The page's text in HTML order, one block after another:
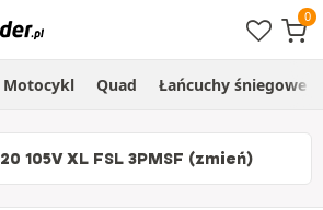
Motocykl Quad Łańcuchy śniegowe
105V XL FSL 3PMSF (zmień)